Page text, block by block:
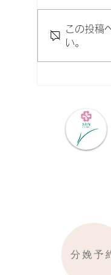
美しく｜
ン・クリニ
この投稿
い。
分娩予